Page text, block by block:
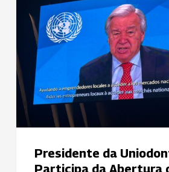
Uniodonto
Brasil
Participa
da
Abertura
da
ICA
Cooperative
Conference
Presidente da
Participa da Abertura